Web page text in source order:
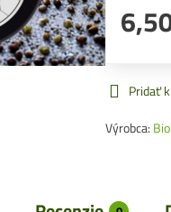
Pridať
Výrobca: